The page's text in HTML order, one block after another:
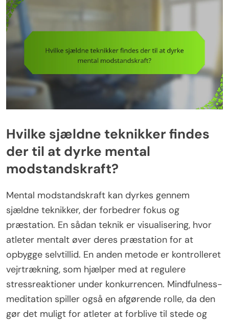
Hvilke sjældne teknikker findes
der til at dyrke mental
modstandskraft?
Mental modstandskraft kan dyrkes gennem
sjældne teknikker, der forbedrer fokus og
præstation. En sådan teknik er visualisering, hvor
atleter mentalt øver deres præstation for at
opbygge selvtillid. En anden metode er kontrolleret
vejrtrækning, som hjælper med at regulere
stressreaktioner under konkurrencen. Mindfulness-
meditation spiller også en afgørende rolle, da den
gør det muligt for atleter at forblive til stede og